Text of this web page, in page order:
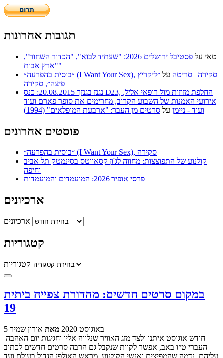
תגובות אחרונות
טאי על
פסטיבל ירושלים 2026: "שעתיד לבוא", "הכדור השחור",
"ארץ אבות"
״בוסית בהפרעה״ (I Want Your Sex), סקירה | סריטה על ״ליקריץ
פיצה״, סקירה
נגנז בגנזך 20.08.2015: כנס D23, החלפת מזוזות מול רופאי אליל,
אירועי האמנות של השבוע הקרוב, מחרימים את סופר פארם ועוד
ועוד - ניימן על סרטים מן העבר: "ארבעת המופלאים" (1994)
פוסטים אחרונים
״בוסית בהפרעה״ (I Want Your Sex), סקירה
קולנוע של התפוצצות: מחווה לג'ון קסאווטס בסינמטק תל אביב
וחיפה
פרסי אופיר 2026: המועמדים והמועמדות
ארכיונים
ארכיונים
קטגוריות
קטגוריות
במקום סרטים חדשים: מהדורת צפייה ביתית
19
5 באוגוסט 2020 מאת אורון שמיר
העברי ט״ו באב, אפשר לקוות שנקבל גם הרבה סרטים חדשים לכתוב
עליהם. נדמה שהמפיצים ואנשי הקולנוע, מראש האולפן הגדול בעולם ועד